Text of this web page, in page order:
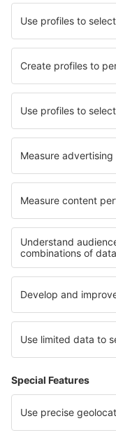
I migliori hotel - città
Hotel in Wadley
Hotel in Neeritter
Hotel in Librizzi
I migliori hotel - zone
Hotel a Florianópolis
Hotel a Copacabana
Hotel a Iguasu
Hotel in Karongwe
Hotel in Silesian Beskids